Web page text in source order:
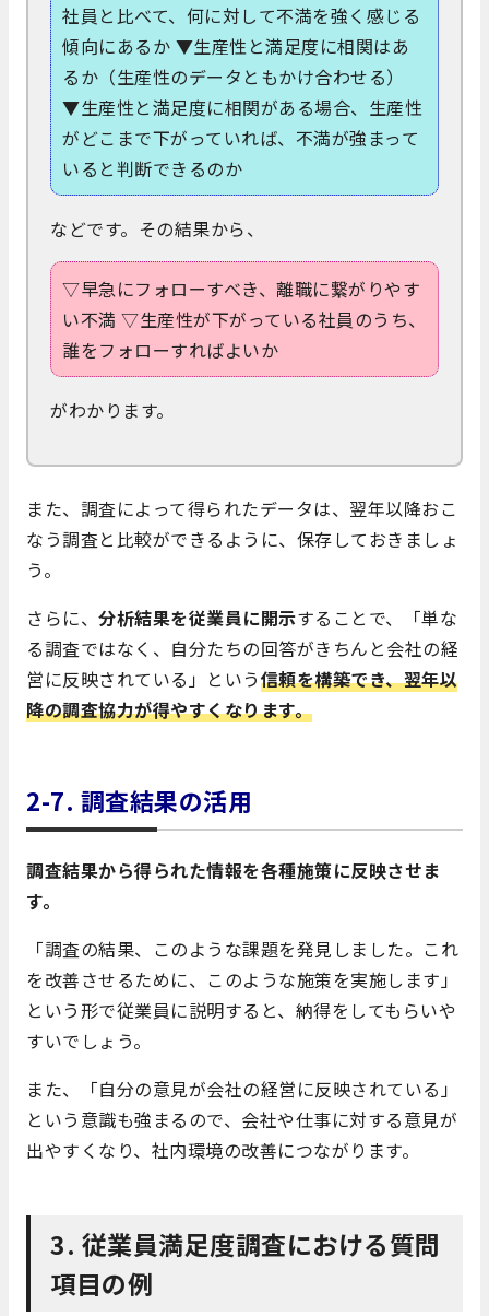
社員と比べて、何に対して不満を強く感じる
傾向にあるか ▼生産性と満足度に相関はあ
るか（生産性のデータともかけ合わせる）
▼生産性と満足度に相関がある場合、生産性
がどこまで下がっていれば、不満が強まって
いると判断できるのか
などです。その結果から、
▽早急にフォローすべき、離職に繋がりやす
い不満 ▽生産性が下がっている社員のうち、
誰をフォローすればよいか
がわかります。
また、調査によって得られたデータは、翌年以降おこ
なう調査と比較ができるように、保存しておきましょ
う。
さらに、 分析結果を従業員に開示することで、「単な
る調査ではなく、自分たちの回答がきちんと会社の経
営に反映されている」という信頼を構築でき、翌年以
降の調査協力が得やすくなります。
2-7. 調査結果の活用
調査結果から得られた情報を各種施策に反映させま
す。
「調査の結果、このような課題を発見しました。これ
を改善させるために、このような施策を実施します」
という形で従業員に説明すると、納得をしてもらいや
すいでしょう。
また、「自分の意見が会社の経営に反映されている」
という意識も強まるので、会社や仕事に対する意見が
出やすくなり、社内環境の改善につながります。
3. 従業員満足度調査における質問
項目の例